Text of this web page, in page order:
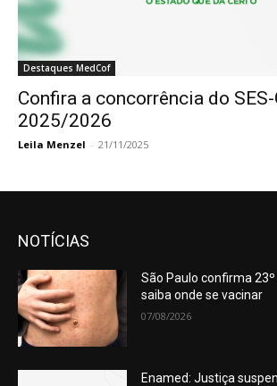
Destaques MedCof
Confira a concorrência do SES-
2025/2026
Leila Menzel - 21/11/2025
NOTÍCIAS
São Paulo confirma
saiba onde se vacinar
07/08/2026
Enamed: Justiça